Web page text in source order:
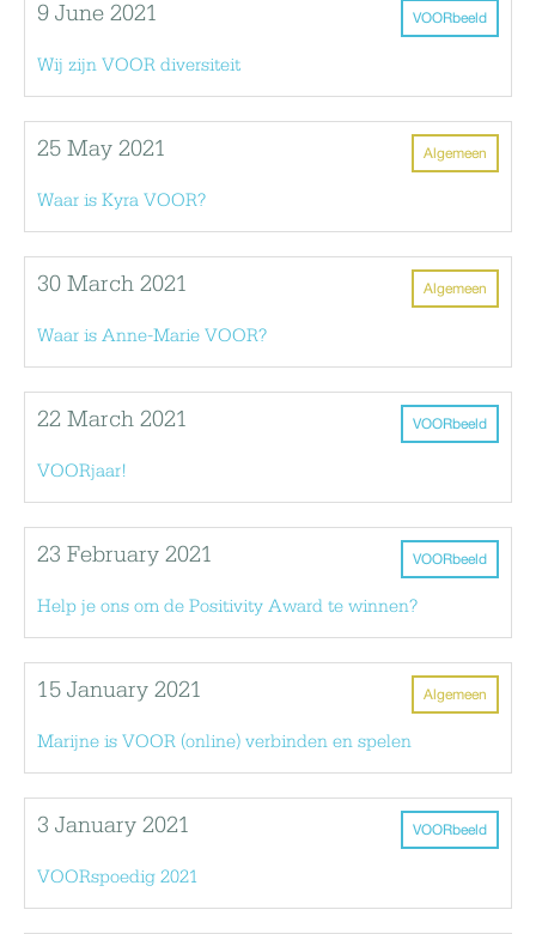
VOORbeeld
9 June 2021
Wij zijn VOOR diversiteit
Algemeen
25 May 2021
Waar is Kyra VOOR?
Algemeen
30 March 2021
Waar is Anne-Marie VOOR?
VOORbeeld
22 March 2021
VOORjaar!
VOORbeeld
23 February 2021
Help je ons om de Positivity Award te winnen?
Algemeen
15 January 2021
Marijne is VOOR (online) verbinden en spelen
VOORbeeld
3 January 2021
VOORspoedig 2021